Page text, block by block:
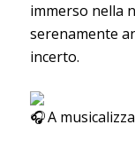
immerso nella
serenamente
incerto.
A